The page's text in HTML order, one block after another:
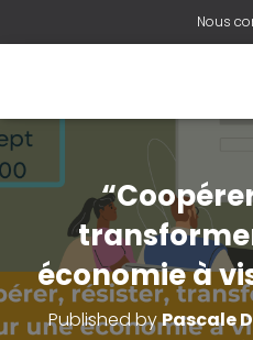
Nous
économie à
Published byPascale